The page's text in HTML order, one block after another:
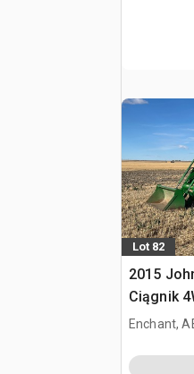
Lot 82
2015
Ciągnik
Enchant,